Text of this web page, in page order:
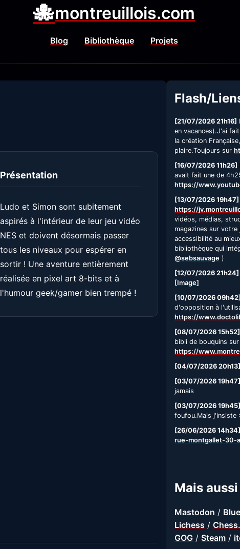
🐙montreuillois.com
Blog Bibliothèque Projets
Présentation
Ludo et Simon sont subitement
aspirés à l'intérieur de leur jeu vidéo
NES et doivent désormais passer
tous les niveaux pour espérer en
sortir ! Une aventure entièrement
réalisée en pixel art 8-bits et à
l'humour geek/gamer bien trempé !
Flash/
[21/07/2026 21h16]
en vacances).J'ai
la création
plaire.Toujours sur
[16/07/2026 11h26]
avait fait une de
https://
[13/07/2026 19h47]
https://
vidéos, médias,
magazines sur
accessibilité au
bibliothèque qui
@sebsauvage )
[12/07/2026 21h24]
[Image]
[10/07/2026 09h42]
d'opposition à
https://
[08/07/2026 15h52]
bibli de bouquins
https://
[04/07/2026 20h13]
[03/07/2026 19h47]
jamais
[03/07/2026 19h45]
foufou.Mais j'insiste
[26/06/2026 14h34]
rue-montgallet-30-
Mais
Mastodon /
Lichess /
GOG / Steam /